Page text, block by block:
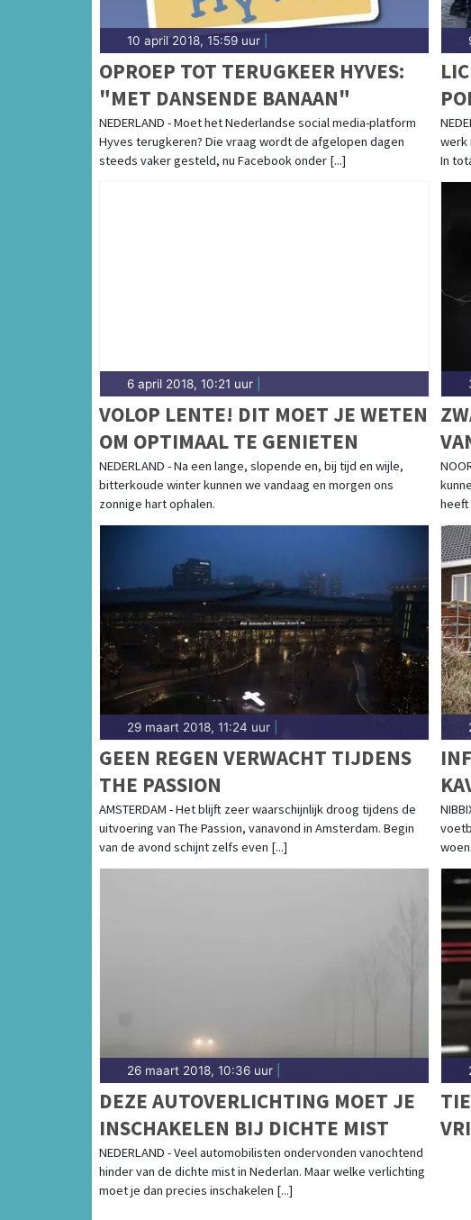
10 april 2018, 15:59 uur
OPROEP TOT TERUGKEER HYVES:
"MET DANSENDE BANAAN"
NEDERLAND - Moet het Nederlandse social media-platform
Hyves terugkeren? Die vraag wordt de afgelopen dagen
steeds vaker gesteld, nu Facebook onder [...]
werk
In
6 april 2018, 10:21 uur
VOLOP LENTE! DIT MOET JE WETEN
OM OPTIMAAL TE GENIETEN
NEDERLAND - Na een lange, slopende en, bij tijd en wijle,
bitterkoude winter kunnen we vandaag en morgen ons
zonnige hart ophalen.
29 maart 2018, 11:24 uur
GEEN REGEN VERWACHT TIJDENS
THE PASSION
AMSTERDAM - Het blijft zeer waarschijnlijk droog tijdens de
uitvoering van The Passion, vanavond in Amsterdam. Begin
van de avond schijnt zelfs even [...]
26 maart 2018, 10:36 uur
DEZE AUTOVERLICHTING MOET JE
INSCHAKELEN BIJ DICHTE MIST
NEDERLAND - Veel automobilisten ondervonden vanochtend
hinder van de dichte mist in Nederlan. Maar welke verlichting
moet je dan precies inschakelen [...]